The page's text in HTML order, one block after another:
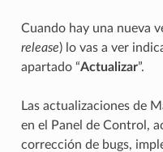
Cuando hay una nueva
release) lo vas a ver
apartado “Actualizar”.
Las actualizaciones de
en el Panel de Control,
corrección de bugs,